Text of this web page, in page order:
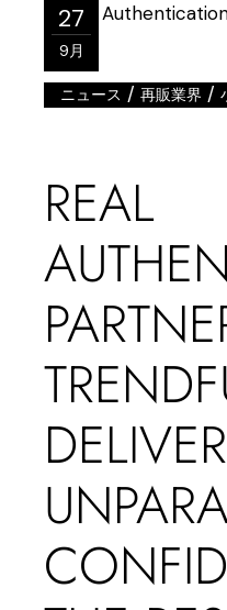
27
9月
ニュース /再販業界 /
REAL
DELIVER